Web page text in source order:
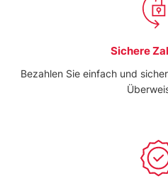
Sichere
Bezahlen Sie einfach und